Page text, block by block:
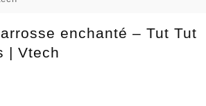
enchanté – Tut Tut
| Vtech